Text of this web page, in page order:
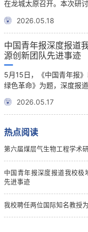
在龙城太原召开。本次研
院、煤与煤层气共采全国
性采矿教育部重点实验室
国工程院康红普、金智新
香增5位院士出席大会并作
国高校、科研院所、企事
家学者和青年学子参加会
物工程创新与安全低碳协
入交流。...
2026.05.18
中国青年报深度报道
源创新团队先进事迹
5月15日，《中国青年报》
绿色革命》为题，深度报
焦团队牵头建成全球首个
系统的重大突破，引发广
“双一流” 建设高校，我校
略需求，深耕极地清洁能
科学院院士孙宏斌教授领
新团队，以153名35岁以
干，历经22年接续奋斗，
极端环境耦合模拟实验室，
2026.05.17
热点阅读
第六届煤层气生物工程学术
中国青年报深度报道我校极
先进事迹
我校聘任两位国际知名教授